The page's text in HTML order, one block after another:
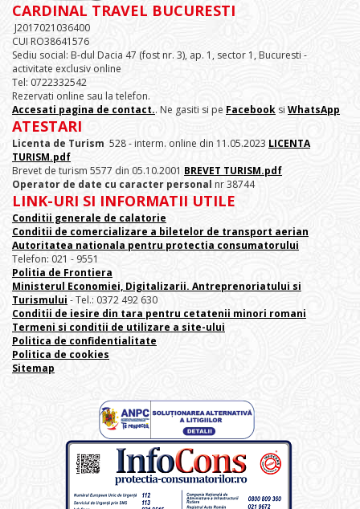
CARDINAL TRAVEL BUCURESTI
J2017021036400
CUI RO38641576
Sediu social: B-dul Dacia 47 (fost nr. 3), ap. 1, sector 1, Bucuresti -
activitate exclusiv online
Tel: 0722332542
Rezervati online sau la telefon.
Accesati pagina de contact.. Ne gasiti si pe Facebook si WhatsApp
ATESTARI
Licenta de Turism 528 - interm. online din 11.05.2023 LICENTA
TURISM.pdf
Brevet de turism 5577 din 05.10.2001 BREVET TURISM.pdf
Operator de date cu caracter personal nr 38744
LINK-URI SI INFORMATII UTILE
Conditii generale de calatorie
Conditii de comercializare a biletelor de transport aerian
Autoritatea nationala pentru protectia consumatorului
Telefon: 021 - 9551
Politia de Frontiera
Ministerul Economiei, Digitalizarii. Antreprenoriatului si
Turismului - Tel.: 0372 492 630
Conditii de iesire din tara pentru cetatenii minori romani
Termeni si conditii de utilizare a site-ului
Politica de confidentialitate
Politica de cookies
Sitemap